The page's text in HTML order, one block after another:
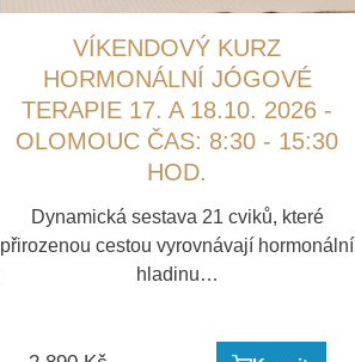
VÍKENDOVÝ KURZ
HORMONÁLNÍ JÓGOVÉ
TERAPIE 17. A 18.10. 2026 -
OLOMOUC ČAS: 8:30 - 15:30
HOD.
Dynamická sestava 21 cviků, které
přirozenou cestou vyrovnávají hormonální
hladinu…